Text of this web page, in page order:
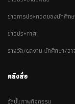
ข่าวการประกวดของนักศึกษ
ข่าวประกาศ
รางวัล/ผลงาน นักศึกษา/อา
คลังสื่อ
อัลบั้มภาพกิจกรรม